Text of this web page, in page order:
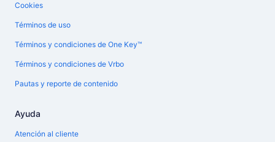
Cookies
Términos de uso
Términos y condiciones de One Key™
Términos y condiciones de Vrbo
Pautas y reporte de contenido
Ayuda
Atención al cliente